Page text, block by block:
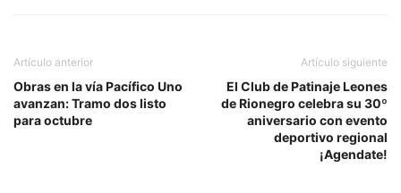
Artículo anterior
Obras en la vía Pacífico Uno
avanzan: Tramo dos listo
para octubre
Artículo siguiente
El Club de Patinaje Leones
de Rionegro celebra su 30º
aniversario con evento
deportivo regional
¡Agendate!